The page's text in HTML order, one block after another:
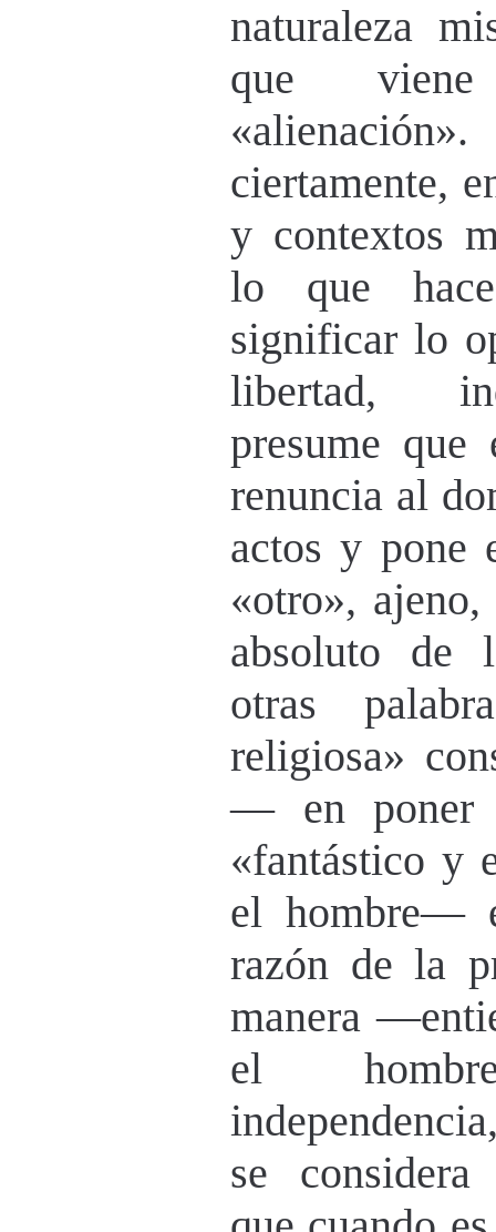
naturaleza
que
ciertamente,
y contextos
lo que
significar lo
libertad,
presume
renuncia al
actos y pone
«otro»,
absoluto de
otras
religiosa»
— en poner
«fantástico y
el hombre—
razón de la
manera
el
se considera